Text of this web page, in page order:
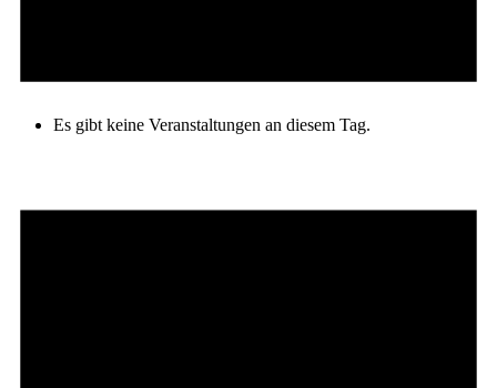
Es gibt keine Veranstaltungen an diesem Tag.